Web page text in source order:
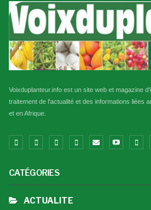
8
Fête de nouvel an
Abattoirs du
Ivoiriens
17:13
L'Université de
02:47
01:37
Voixduplanteur.info est un site web et magazine
traitement de l'actualité et des informations liées
et en Afrique.
CATÉGORIES
ACTUALITE